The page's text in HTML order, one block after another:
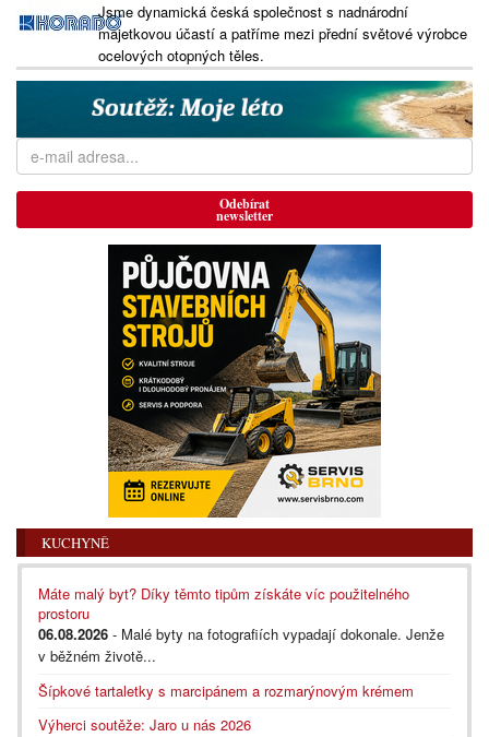
Jsme dynamická česká společnost s nadnárodní
majetkovou účastí a patříme mezi přední světové výrobce
ocelových otopných těles.
Odebírat
newsletter
KUCHYNĚ
Máte malý byt? Díky těmto tipům získáte víc použitelného
prostoru
06.08.2026 - Malé byty na fotografiích vypadají dokonale. Jenže
v běžném životě...
Šípkové tartaletky s marcipánem a rozmarýnovým krémem
Výherci soutěže: Jaro u nás 2026